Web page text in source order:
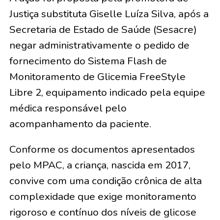
Justiça substituta Giselle Luíza Silva, após a
Secretaria de Estado de Saúde (Sesacre)
negar administrativamente o pedido de
fornecimento do Sistema Flash de
Monitoramento de Glicemia FreeStyle
Libre 2, equipamento indicado pela equipe
médica responsável pelo
acompanhamento da paciente.
Conforme os documentos apresentados
pelo MPAC, a criança, nascida em 2017,
convive com uma condição crônica de alta
complexidade que exige monitoramento
rigoroso e contínuo dos níveis de glicose